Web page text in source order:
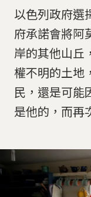
以色列政府選
府承諾會將阿
岸的其他山丘
權不明的土地
民，還是可能
是他的，而再